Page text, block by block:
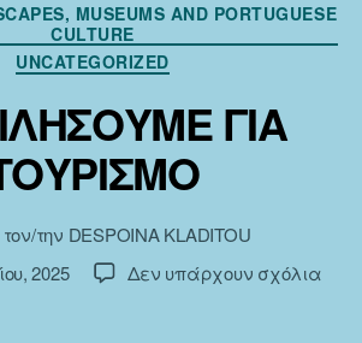
Κατηγορίες
MUSEUMS AND PORTUGUESE
CULTURE
UNCATEGORIZED
ΓΙΑ
την DESPOINA KLADITOU
2025 Δεν υπάρχουν σχόλιαστο